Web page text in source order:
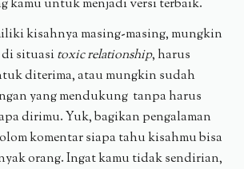
kamu untuk menjadi versi terbaik.
kisahnya masing-masing, mungkin
di situasitoxic relationship, harus
diterima, atau mungkin sudah
yang mendukung tanpa harus
dirimu. Yuk, bagikan pengalaman
komentar siapa tahu kisahmu bisa
orang. Ingat kamu tidak sendirian,